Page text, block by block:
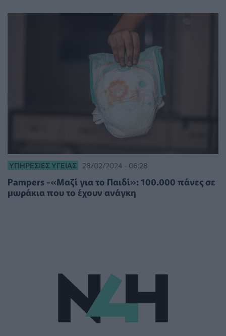
ΥΠΗΡΕΣΊΕΣ ΥΓΕΊΑΣ 28/02/2024 - 06:28
Pampers -«Μαζί για το Παιδί»: 100.000 πάνες σε
μωράκια που το έχουν ανάγκη